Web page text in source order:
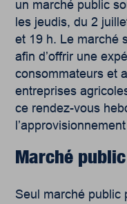
un marché public
les jeudis, du 2
et 19 h. Le marché
afin d’offrir une
consommateurs et
entreprises
ce rendez-vous
Marché
Seul marché public